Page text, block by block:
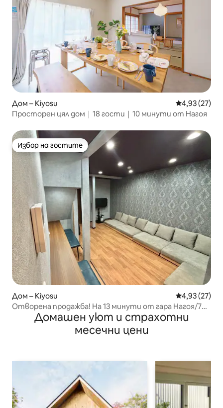
Дом – Kiyosu Средна
4,93 (27)
Просторен цял дом｜18 гости｜10 минути от Нагоя
Избор на гостите
Избор на гостите
Дом – Kiyosu Средна
4,93 (27)
Отворена продажба! На 13 минути от гара Нагоя/7
минути от гарата/Отдаване под наем на цяла къща
Домашен уют и страхотни
месечни цени